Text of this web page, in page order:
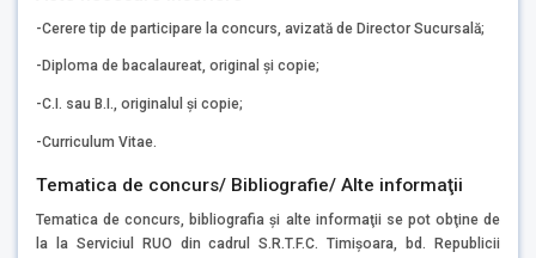
-Cerere tip de participare la concurs, avizată de Director Sucursală;
-Diploma de bacalaureat, original şi copie;
-C.I. sau B.I., originalul şi copie;
-Curriculum Vitae.
Tematica de concurs/ Bibliografie/ Alte informaţii
Tematica de concurs, bibliografia şi alte informaţii se pot obţine de
la la Serviciul RUO din cadrul S.R.T.F.C. Timişoara, bd. Republicii